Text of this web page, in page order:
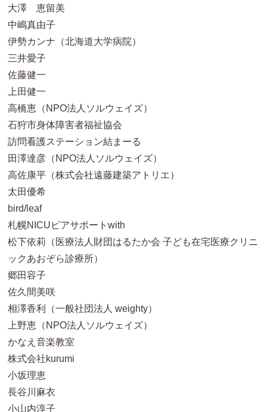
大澤 恵留美
中嶋真由子
伊勢カンナ（北海道大学病院）
三井愛子
佐藤健一
上田健一
高橋恵（NPO法人ソルウェイズ）
石狩市身体障害者福祉協会
訪問看護ステーション結まーる
田澤達彦（NPO法人ソルウェイズ）
高佐康平（株式会社遠藤建築アトリエ）
太田優希
bird/leaf
札幌NICUピアサポートwith
松下依莉（医療法人財団はるたか会 子ども在宅医療クリニ
ックあおぞら診療所）
郷田容子
佐久間美咲
相澤香利（一般社団法人 weighty）
上野恵（NPO法人ソルウェイズ）
かなえ音楽教室
株式会社kurumi
小坂理恵
長谷川麻衣
小山内淳子